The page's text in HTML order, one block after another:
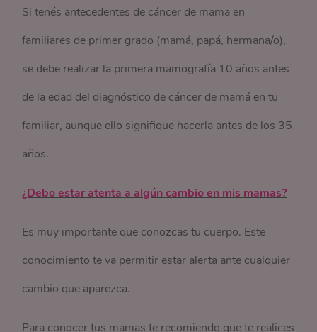
Si tenés antecedentes de cáncer de mama en
familiares de primer grado (mamá, papá, hermana/o),
se debe realizar la primera mamografía 10 años antes
de la edad del diagnóstico de cáncer de mamá en tu
familiar, aunque ello signifique hacerla antes de los 35
años.
¿Debo estar atenta a algún cambio en mis mamas?
Es muy importante que conozcas tu cuerpo. Este
conocimiento te va permitir estar alerta ante cualquier
cambio que aparezca.
Para conocer tus mamas te recomiendo que te realices